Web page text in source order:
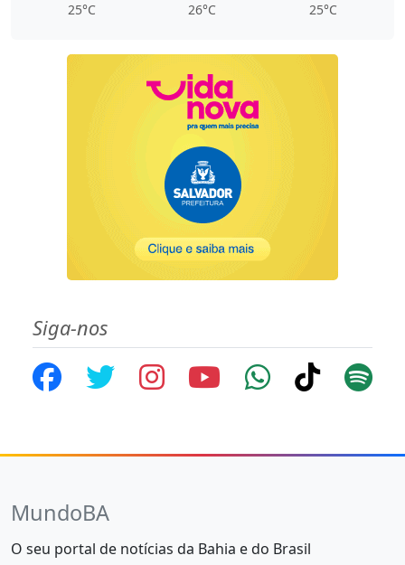
25°C 26°C 25°C
Siga-nos
MundoBA
O seu portal de notícias da Bahia e do Brasil